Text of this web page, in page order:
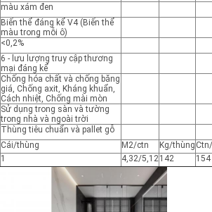
màu xám đen
Biến thể đáng kể V4 (Biến thể
màu trong mỗi ô)
<0,2%
6 - lưu lượng truy cập thương
mại đáng kể
Chống hóa chất và chống băng
giá, Chống axit, Kháng khuẩn,
Cách nhiệt, Chống mài mòn
Sử dụng trong sàn và tường
trong nhà và ngoài trời
Thùng tiêu chuẩn và pallet gỗ
Cái/thùng M2/ctn Kg/thùng
1 4,32/5,12142 154